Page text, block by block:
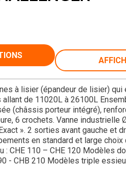
à lisier (épandeur de lisier)
de 11020L à 26100L
(châssis porteur intégré),
6 crochets. Vanne industrielle
». 2 sorties avant gauche et
en standard et large choix
CHE 110 – CHE 120 Modèles
- CHB 210 Modèles triple